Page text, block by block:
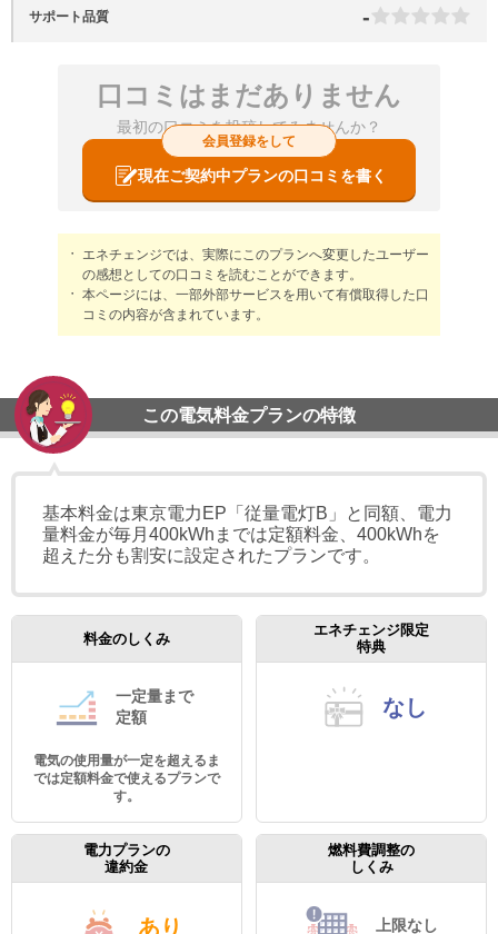
サポート品質 -
口コミはまだありません
最初の口コミを投稿してみませんか？
会員登録をして
現在ご契約中プランの口コミを書く
エネチェンジでは、実際にこのプランへ変更したユーザー
の感想としての口コミを読むことができます。
本ページには、一部外部サービスを用いて有償取得した口
コミの内容が含まれています。
この電気料金プランの特徴
基本料金は東京電力EP「従量電灯B」と同額、電力
量料金が毎月400kWhまでは定額料金、400kWhを
超えた分も割安に設定されたプランです。
料金のしくみ
一定量まで
定額
電気の使用量が一定を超えるま
では定額料金で使えるプランで
す。
エネチェンジ限定
特典
なし
電力プランの
違約金
あり
燃料費調整の
しくみ
上限なし